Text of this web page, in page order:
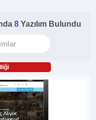
8 Yazılım Bulundu